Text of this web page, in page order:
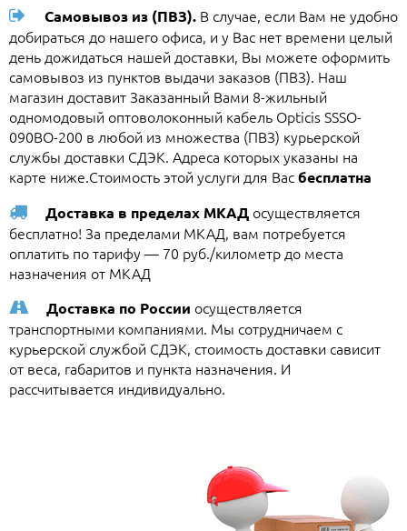
Самовывоз из (ПВЗ). В случае, если Вам не удобно
добираться до нашего офиса, и у Вас нет времени целый
день дожидаться нашей доставки, Вы можете оформить
самовывоз из пунктов выдачи заказов (ПВЗ). Наш
магазин доставит Заказанный Вами 8-жильный
одномодовый оптоволоконный кабель Opticis SSSO-
090BO-200 в любой из множества (ПВЗ) курьерской
службы доставки СДЭК. Адреса которых указаны на
карте ниже.Стоимость этой услуги для Васбесплатна
Доставка в пределах МКАД осуществляется
бесплатно! За пределами МКАД, вам потребуется
оплатить по тарифу — 70 руб./километр до места
назначения от МКАД
Доставка по России осуществляется
транспортными компаниями. Мы сотрудничаем с
курьерской службой СДЭК, стоимость доставки сависит
от веса, габаритов и пункта назначения. И
рассчитывается индивидуально.